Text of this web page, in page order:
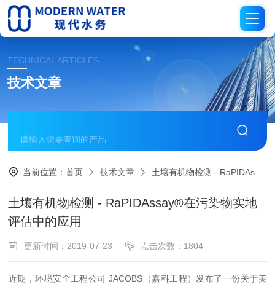
TECHNICAL ARTICLES
技术文章
当前位置：首页 技术文章 土壤有机物检测 - RaPIDAssay®在污染物实地评估中的应用
土壤有机物检测 - RaPIDAssay®在污染物实地
评估中的应用
更新时间：2019-07-23 点击次数：1804
近期，环境安全工程公司 JACOBS（嘉科工程）发布了一份关于美